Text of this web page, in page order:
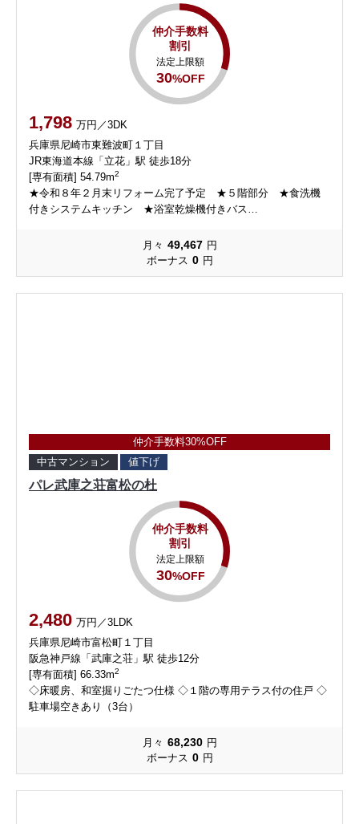
仲介手数料
割引
法定上限額
30%OFF
1,798 万円／3DK
兵庫県尼崎市東難波町１丁目
JR東海道本線「立花」駅 徒歩18分
[専有面積] 54.79m2
★令和８年２月末リフォーム完了予定 ★５階部分 ★食洗機
付きシステムキッチン ★浴室乾燥機付きバス…
月々 49,467 円
ボーナス 0 円
仲介手数料30%OFF
中古マンション
値下げ
パレ武庫之荘富松の杜
仲介手数料
割引
法定上限額
30%OFF
2,480 万円／3LDK
兵庫県尼崎市富松町１丁目
阪急神戸線「武庫之荘」駅 徒歩12分
[専有面積] 66.33m2
◇床暖房、和室掘りごたつ仕様 ◇１階の専用テラス付の住戸 ◇
駐車場空きあり（3台）
月々 68,230 円
ボーナス 0 円